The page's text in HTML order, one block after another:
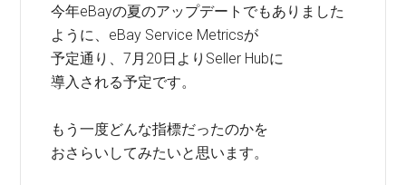
今年eBayの夏のアップデートでもありました
ように、eBay Service Metricsが
予定通り、7月20日よりSeller Hubに
導入される予定です。
もう一度どんな指標だったのかを
おさらいしてみたいと思います。